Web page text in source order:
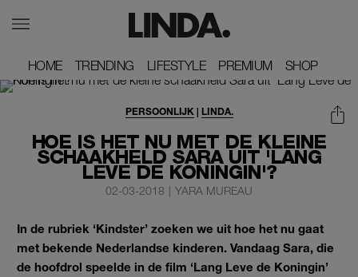
HOME
HOME TRENDING
TRENDING LIFESTYLE
LIFESTYLE PREMIUM
PREMIUM SHOP
SHOP
HOE IS HET NU MET DE KLEINE
SCHAAKHELD SARA UIT 'LANG
LEVE DE KONINGIN'?
PERSOONLIJK| LINDA.
02-03-2018 | YARA MUREAU
In de rubriek ‘Kindster’ zoeken we uit hoe het nu gaat
met bekende Nederlandse kinderen. Vandaag Sara, die
de hoofdrol speelde in de film ‘Lang Leve de Koningin’